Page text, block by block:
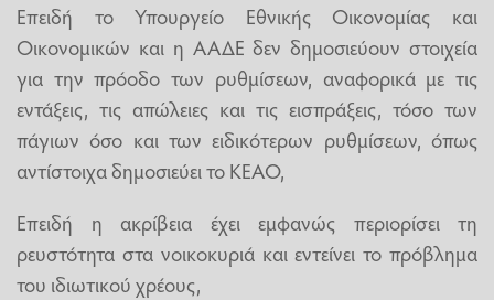
Επειδή το Υπουργείο Εθνικής Οικονομίας και
Οικονομικών και η ΑΑΔΕ δεν δημοσιεύουν στοιχεία
για την πρόοδο των ρυθμίσεων, αναφορικά με τις
εντάξεις, τις απώλειες και τις εισπράξεις, τόσο των
πάγιων όσο και των ειδικότερων ρυθμίσεων, όπως
αντίστοιχα δημοσιεύει το ΚΕΑΟ,
Επειδή η ακρίβεια έχει εμφανώς περιορίσει τη
ρευστότητα στα νοικοκυριά και εντείνει το πρόβλημα
του ιδιωτικού χρέους,